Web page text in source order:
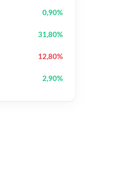
0,90%
31,80%
12,80%
2,90%